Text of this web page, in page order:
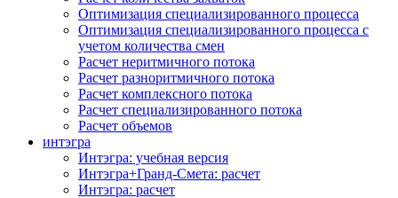
Оптимизация специализированного процесса
Оптимизация специализированного процесса с
учетом количества смен
Расчет неритмичного потока
Расчет разноритмичного потока
Расчет комплексного потока
Расчет специализированного потока
Расчет объемов
интэгра
Интэгра: учебная версия
Интэгра+Гранд-Смета: расчет
Интэгра: расчет